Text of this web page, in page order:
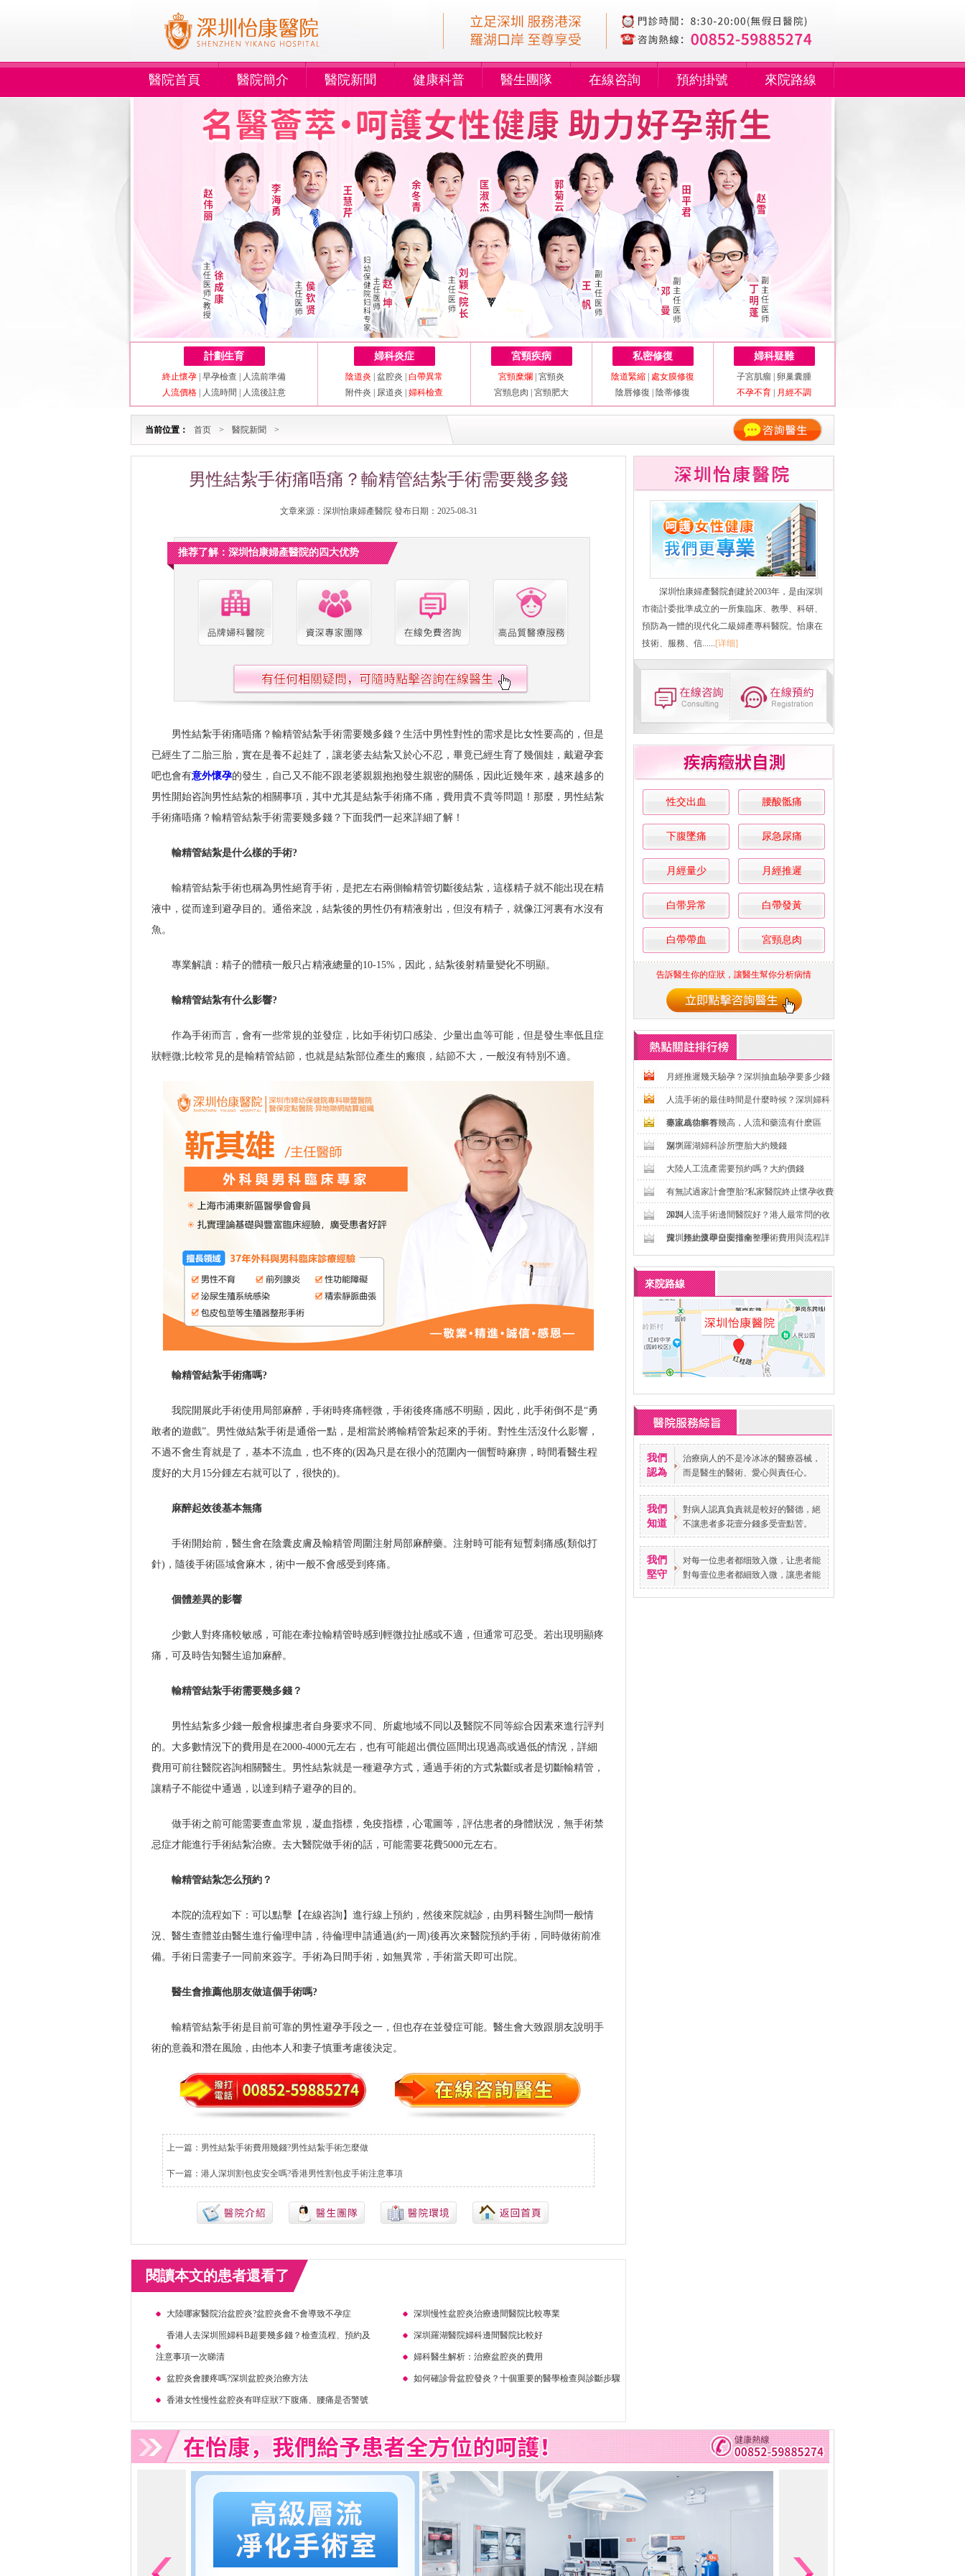
醫院首頁 醫院簡介 醫院新聞 健康科普 醫生團隊 在線咨詢 預約掛號 來院路線
計劃生育
終止懷孕 早孕檢查
人流前準備
人流價格
人流時間 人流後註意
婦科炎症
陰道炎 盆腔炎
白帶異常
附件炎
尿道炎 婦科檢查
宮頸疾病
宮頸糜爛
宮頸炎
宮頸息肉
宮頸肥大
私密修復
陰道緊縮
處女膜修復
陰唇修復
陰蒂修復
婦科疑難
子宮肌瘤
卵巢囊腫
不孕不育
月經不調
当前位置： 首页 > 醫院新聞 >
男性結紮手術痛唔痛？輸精管結紮手術需要幾多錢
文章來源：深圳怡康婦產醫院 發布日期：2025-08-31
推荐了解：深圳怡康婦產醫院的四大优势
男性結紮手術痛唔痛？輸精管結紮手術需要幾多錢？生活中男性對性的需求是比女性要高的，但是
已經生了二胎三胎，實在是養不起娃了，讓老婆去結紮又於心不忍，畢竟已經生育了幾個娃，戴避孕套
吧也會有意外懷孕的發生，自己又不能不跟老婆親親抱抱發生親密的關係，因此近幾年來，越來越多的
男性開始咨詢男性結紮的相關事項，其中尤其是結紮手術痛不痛，費用貴不貴等問題！那麼，男性結紮
手術痛唔痛？輸精管結紮手術需要幾多錢？下面我們一起來詳細了解！
輸精管結紮是什么樣的手術?
輸精管結紮手術也稱為男性絕育手術，是把左右兩側輸精管切斷後結紮，這樣精子就不能出現在精
液中，從而達到避孕目的。通俗來說，結紮後的男性仍有精液射出，但沒有精子，就像江河裏有水沒有
魚。
專業解讀：精子的體積一般只占精液總量的10-15%，因此，結紮後射精量變化不明顯。
輸精管結紮有什么影響?
作為手術而言，會有一些常規的並發症，比如手術切口感染、少量出血等可能，但是發生率低且症
狀輕微;比較常見的是輸精管結節，也就是結紮部位產生的瘢痕，結節不大，一般沒有特別不適。
輸精管結紮手術痛嗎?
我院開展此手術使用局部麻醉，手術時疼痛輕微，手術後疼痛感不明顯，因此，此手術倒不是“勇
敢者的遊戲”。男性做結紮手術是通俗一點，是相當於將輸精管紮起來的手術。對性生活沒什么影響，
不過不會生育就是了，基本不流血，也不疼的(因為只是在很小的范圍內一個暫時麻痹，時間看醫生程
度好的大月15分鍾左右就可以了，很快的)。
麻醉起效後基本無痛
手術開始前，醫生會在陰囊皮膚及輸精管周圍注射局部麻醉藥。注射時可能有短暫刺痛感(類似打
針)，隨後手術區域會麻木，術中一般不會感受到疼痛。
個體差異的影響
少數人對疼痛較敏感，可能在牽拉輸精管時感到輕微拉扯感或不適，但通常可忍受。若出現明顯疼
痛，可及時告知醫生追加麻醉。
輸精管結紮手術需要幾多錢？
男性結紮多少錢一般會根據患者自身要求不同、所處地域不同以及醫院不同等綜合因素來進行評判
的。大多數情況下的費用是在2000-4000元左右，也有可能超出價位區間出現過高或過低的情況，詳細
費用可前往醫院咨詢相關醫生。男性結紮就是一種避孕方式，通過手術的方式紮斷或者是切斷輸精管，
讓精子不能從中通過，以達到精子避孕的目的。
做手術之前可能需要查血常規，凝血指標，免疫指標，心電圖等，評估患者的身體狀況，無手術禁
忌症才能進行手術結紮治療。去大醫院做手術的話，可能需要花費5000元左右。
輸精管結紮怎么預約？
本院的流程如下：可以點擊【在線咨詢】進行線上預約，然後來院就診，由男科醫生詢問一般情
況、醫生查體並由醫生進行倫理申請，待倫理申請通過(約一周)後再次來醫院預約手術，同時做術前准
備。手術日需妻子一同前來簽字。手術為日間手術，如無異常，手術當天即可出院。
醫生會推薦他朋友做這個手術嗎?
輸精管結紮手術是目前可靠的男性避孕手段之一，但也存在並發症可能。醫生會大致跟朋友說明手
術的意義和潛在風險，由他本人和妻子慎重考慮後決定。
上一篇： 男性結紮手術費用幾錢?男性結紮手術怎麼做
下一篇： 港人深圳割包皮安全嗎?香港男性割包皮手術注意事項
閱讀本文的患者還看了
大陸哪家醫院治盆腔炎?盆腔炎會不會導致不孕症 深圳慢性盆腔炎治療邊間醫院比較專業
香港人去深圳照婦科B超要幾多錢？檢查流程、預約及
注意事項一次睇清
深圳羅湖醫院婦科邊間醫院比較好
婦科醫生解析：治療盆腔炎的費用
盆腔炎會腰疼嗎?深圳盆腔炎治療方法 如何確診骨盆腔發炎？十個重要的醫學檢查與診斷步驟
香港女性慢性盆腔炎有咩症狀?下腹痛、腰痛是否警號
深圳怡康婦產醫院創建於2003年，是由深圳
市衛計委批準成立的一所集臨床、教學、科研、
預防為一體的現代化二級婦產專科醫院。怡康在
技術、服務、信...... [详细]
性交出血 腰酸骶痛
下腹墜痛 尿急尿痛
月經量少 月經推遲
白带异常 白帶發黃
白帶帶血 宮頸息肉
告訴醫生你的症狀，讓醫生幫你分析病情
月經推遲幾天驗孕？深圳抽血驗孕要多少錢
人流手術的最佳時間是什麼時候？深圳婦科
專家為你解答
藥流成功率有幾高，人流和藥流有什麽區
別？
深圳羅湖婦科診所墮胎大約幾錢
大陸人工流產需要預約嗎？大約價錢
有無試過家計會墮胎?私家醫院終止懷孕收費
2024
深圳人流手術邊間醫院好？港人最常問的收
費、預約及即日安排全整理
深圳終止懷孕全面指南：手術費用與流程詳
來院路線
我們
認為
治療病人的不是冷冰冰的醫療器械，
而是醫生的醫術、愛心與責任心。
我們
知道
對病人認真負責就是較好的醫德，絕
不讓患者多花壹分錢多受壹點苦。
我們
堅守
对每一位患者都细致入微，让患者能
對每壹位患者都細致入微，讓患者能